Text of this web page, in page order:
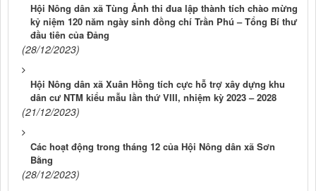
Hội Nông dân xã Tùng Ảnh thi đua lập thành tích chào mừng
kỷ niệm 120 năm ngày sinh đồng chí Trần Phú – Tổng Bí thư
đầu tiên của Đảng
(28/12/2023)
Hội Nông dân xã Xuân Hồng tích cực hỗ trợ xây dựng khu
dân cư NTM kiểu mẫu lần thứ VIII, nhiệm kỳ 2023 – 2028
(21/12/2023)
Các hoạt động trong tháng 12 của Hội Nông dân xã Sơn
Bằng
(28/12/2023)